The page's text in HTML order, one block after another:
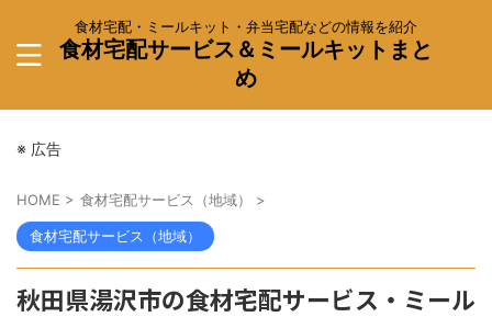
食材宅配・ミールキット・弁当宅配などの情報を紹介
食材宅配サービス＆ミールキットまと
め
※ 広告
HOME > 食材宅配サービス（地域） >
食材宅配サービス（地域）
秋田県湯沢市の食材宅配サービス・ミール